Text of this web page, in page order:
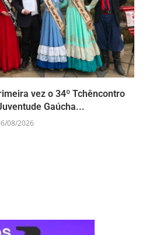
vez o 34º Tchêncontro
Gaúcha...
08/2026